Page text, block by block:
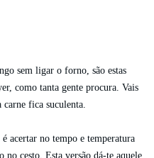
sem ligar o forno, são estas
como tanta gente procura. Vais
carne fica suculenta.
acertar no tempo e temperatura
cesto. Esta versão dá-te aquele